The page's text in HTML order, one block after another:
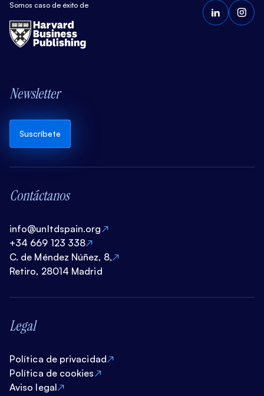
Somos caso de éxito de
Contáctanos
info@unltdspain.org
+34 669 123 338
C. de Méndez Núñez, 8,
Retiro, 28014 Madrid
Legal
Política de privacidad
Política de cookies
Aviso legal
Newsletter
Suscríbete